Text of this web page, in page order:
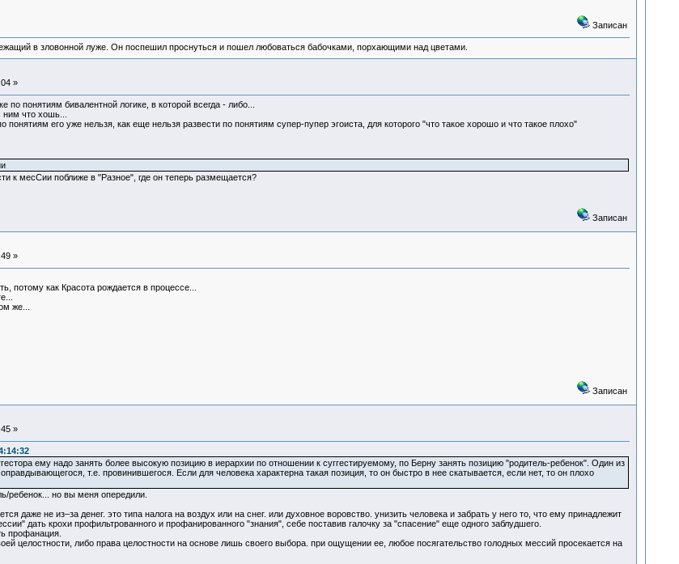
Записан
в зловонной луже. Он поспешил проснуться и пошел любоваться бабочками, порхающими над цветами.
»
по понятиям бивалентной логике, в которой всегда - либо...
что хошь...
его уже нельзя, как еще нельзя развести по понятиям супер-пупер эгоиста, для которого "что такое хорошо и что такое плохо"
к месСии поближе в "Разное", где он теперь размещается?
Записан
»
потому как Красота рождается в процессе...
же...
Записан
»
ему надо занять более высокую позицию в иерархии по отношении к суггестируемому, по Берну занять позицию "родитель-ребенок". Один из
т.е. провинившегося. Если для человека характерна такая позиция, то он быстро в нее скатывается, если нет, то он плохо
ребенок... но вы меня опередили.
даже не из–за денег. это типа налога на воздух или на снег. или духовное воровство. унизить человека и забрать у него то, что ему принадлежит
дать крохи профильтрованного и профанированного "знания", себе поставив галочку за "спасение" еще одного заблудшего.
профанация.
целостности, либо права целостности на основе лишь своего выбора. при ощущении ее, любое посягательство голодных мессий просекается на